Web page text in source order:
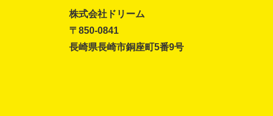
株式会社ドリーム
〒850-0841
長崎県長崎市銅座町5番9号